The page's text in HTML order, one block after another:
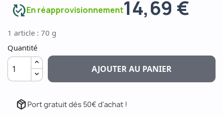
published_with_changesEn réapprovisionnement14,69 €
1 article : 70 g
Quantité
AJOUTER AU PANIER
package_2 Port gratuit dès 50€ d'achat !